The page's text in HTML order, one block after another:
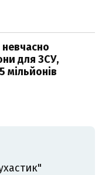
для ЗСУ,
мільйонів